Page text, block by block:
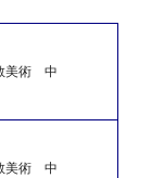
美術 中
美術 中